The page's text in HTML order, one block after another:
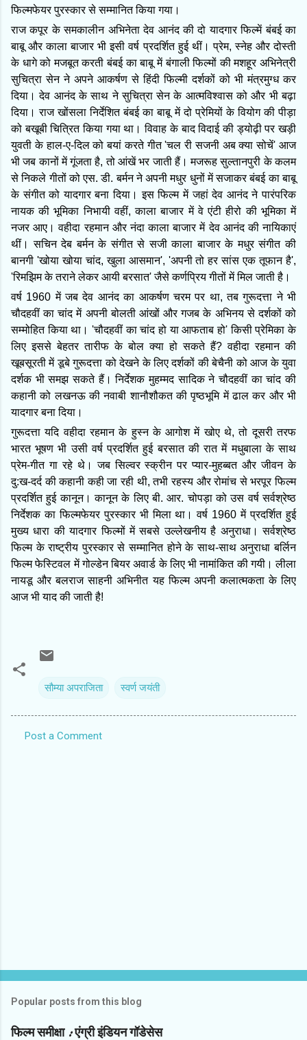
फिल्मफेयर पुरस्कार से सम्मानित किया गया।
राज कपूर के समकालीन अभिनेता देव आनंद की दो यादगार फिल्में बंबई का
बाबू और काला बाजार भी इसी वर्ष प्रदर्शित हुई थीं। प्रेम, स्नेह और दोस्ती
के धागे को मजबूत करती बंबई का बाबू में बंगाली फिल्मों की मशहूर अभिनेत्री
सुचित्रा सेन ने अपने आकर्षण से हिंदी फिल्मी दर्शकों को भी मंत्रमुग्ध कर
दिया। देव आनंद के साथ ने सुचित्रा सेन के आत्मविश्वास को और भी बढ़ा
दिया। राज खोंसला निर्देशित बंबई का बाबू में दो प्रेमियों के वियोग की पीड़ा
को बखूबी चित्रित किया गया था। विवाह के बाद विदाई की ड्योढ़ी पर खड़ी
युवती के हाल-ए-दिल को बयां करते गीत 'चल री सजनी अब क्या सोचें' आज
भी जब कानों में गूंजता है, तो आंखें भर जाती हैं। मजरूह सुल्तानपुरी के कलम
से निकले गीतों को एस. डी. बर्मन ने अपनी मधुर धुनों में सजाकर बंबई का बाबू
के संगीत को यादगार बना दिया। इस फिल्म में जहां देव आनंद ने पारंपरिक
नायक की भूमिका निभायी वहीं, काला बाजार में वे एंटी हीरो की भूमिका में
नजर आए। वहीदा रहमान और नंदा काला बाजार में देव आनंद की नायिकाएं
थीं। सचिन देब बर्मन के संगीत से सजी काला बाजार के मधुर संगीत की
बानगी 'खोया खोया चांद, खुला आसमान', 'अपनी तो हर सांस एक तूफान है',
'रिमझिम के तराने लेकर आयी बरसात' जैसे कर्णप्रिय गीतों में मिल जाती है।
वर्ष 1960 में जब देव आनंद का आकर्षण चरम पर था, तब गुरूदत्ता ने भी
चौदहवीं का चांद में अपनी बोलती आंखों और गजब के अभिनय से दर्शकों को
सम्मोहित किया था। 'चौदहवीं का चांद हो या आफताब हो' किसी प्रेमिका के
लिए इससे बेहतर तारीफ के बोल क्या हो सकते हैं? वहीदा रहमान की
खूबसूरती में डूबे गुरूदत्ता को देखने के लिए दर्शकों की बेचैनी को आज के युवा
दर्शक भी समझ सकते हैं। निर्देशक मुहम्मद सादिक ने चौदहवीं का चांद की
कहानी को लखनऊ की नवाबी शानौशौकत की पृष्ठभूमि में ढाल कर और भी
यादगार बना दिया।
गुरूदत्ता यदि वहीदा रहमान के हुस्न के आगोश में खोए थे, तो दूसरी तरफ
भारत भूषण भी उसी वर्ष प्रदर्शित हुई बरसात की रात में मधुबाला के साथ
प्रेम-गीत गा रहे थे। जब सिल्वर स्क्रीन पर प्यार-मुहब्बत और जीवन के
दु:ख-दर्द की कहानी कही जा रही थी, तभी रहस्य और रोमांच से भरपूर फिल्म
प्रदर्शित हुई कानून। कानून के लिए बी. आर. चोपड़ा को उस वर्ष सर्वश्रेष्ठ
निर्देशक का फिल्मफेयर पुरस्कार भी मिला था। वर्ष 1960 में प्रदर्शित हुई
मुख्य धारा की यादगार फिल्मों में सबसे उल्लेखनीय है अनुराधा। सर्वश्रेष्ठ
फिल्म के राष्ट्रीय पुरस्कार से सम्मानित होने के साथ-साथ अनुराधा बर्लिन
फिल्म फेस्टिवल में गोल्डेन बियर अवार्ड के लिए भी नामांकित की गयी। लीला
नायडू और बलराज साहनी अभिनीत यह फिल्म अपनी कलात्मकता के लिए
आज भी याद की जाती है!
सौम्‍या अपराजिता स्‍वर्ण जयंती
Post a Comment
Popular posts from this blog
फिल्‍म समीक्षा : एंग्री इंडियन गॉडेसेस